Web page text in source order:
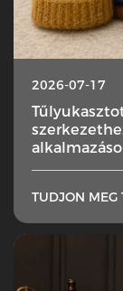
2026-07-17
TUDJON MEG